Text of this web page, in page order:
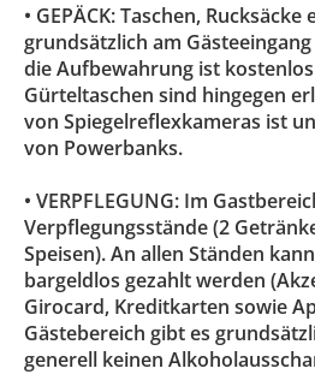
• GEPÄCK: Taschen, Rucksäcke
grundsätzlich am
die Aufbewahrung ist
Gürteltaschen sind hingegen
von Spiegelreflexkameras ist
von Powerbanks.
• VERPFLEGUNG: Im
Verpflegungsstände (2
Speisen). An allen Ständen
bargeldlos gezahlt werden
Girocard, Kreditkarten sowie
Gästebereich gibt es
generell keinen